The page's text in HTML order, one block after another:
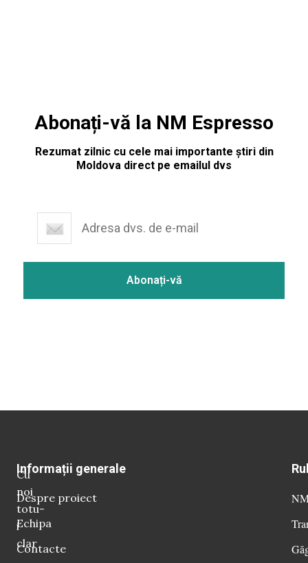
Abonați-vă la NM Espresso
Rezumat zilnic cu cele mai importante știri din
Moldova direct pe emailul dvs
Cu
noi
totu-
i
clar
Informații generale
Despre proiect
Echipa
Contacte